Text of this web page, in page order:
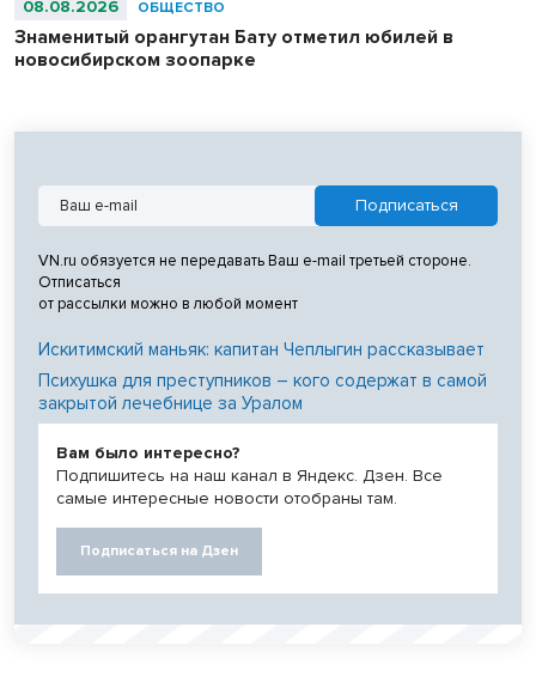
08.08.2026 ОБЩЕСТВО
Знаменитый орангутан Бату отметил юбилей в
новосибирском зоопарке
VN.ru обязуется не передавать Ваш e-mail третьей стороне.
Отписаться
от рассылки можно в любой момент
Искитимский маньяк: капитан Чеплыгин рассказывает
Психушка для преступников – кого содержат в самой
закрытой лечебнице за Уралом
Вам было интересно?
Подпишитесь на наш канал в Яндекс. Дзен. Все
самые интересные новости отобраны там.
Подписаться на Дзен